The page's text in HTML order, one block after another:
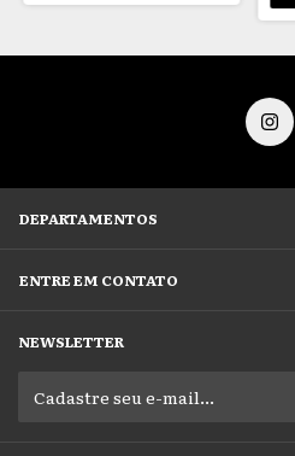
DEPARTAMENTOS
ENTRE EM CONTATO
NEWSLETTER